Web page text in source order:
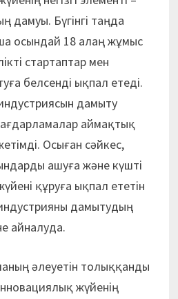
дамуы. Бүгінгі таңда
осындай 18 алаң жұмыс
стартаптар мен
белсенді ықпал етеді.
дамыту
аймақтық
Осыған сәйкес,
ашуға және күшті
құруға ықпал ететін
дамытудың
айналуда.
әлеуетін толыққанды
жүйенің